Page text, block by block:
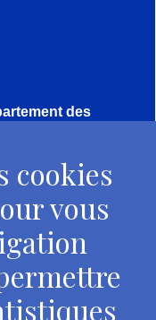
des
cookies
vous